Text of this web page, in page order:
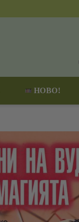
НОВО!